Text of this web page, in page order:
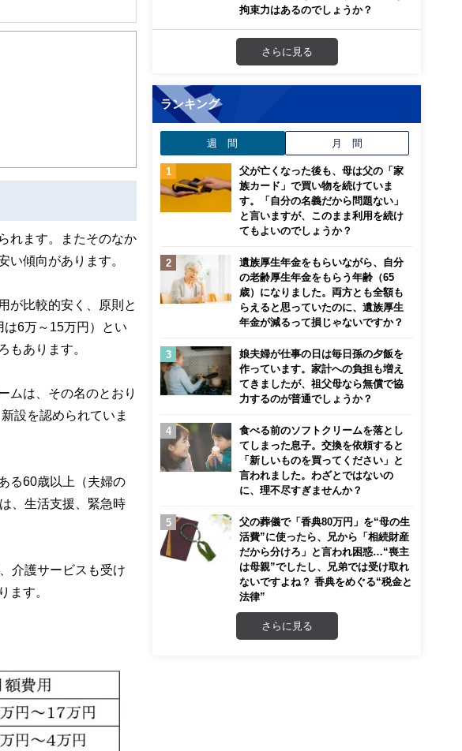
れます。またそのなか
い傾向があります。
が比較的安く、原則と
6万～15万円）とい
もあります。
ムは、その名のとおり
設を認められていま
る60歳以上（夫婦の
、生活支援、緊急時
介護サービスも受け
ます。
拘束力はあるのでしょうか？
さらに見る
ランキング
週 間 月 間
父が亡くなった後も、母は父の「家
族カード」で買い物を続けていま
す。「自分の名義だから問題ない」
と言いますが、このまま利用を続け
てもよいのでしょうか？
遺族厚生年金をもらいながら、自分
の老齢厚生年金をもらう年齢（65
歳）になりました。両方とも全額も
らえると思っていたのに、遺族厚生
年金が減るって損じゃないですか？
娘夫婦が仕事の日は毎日孫の夕飯を
作っています。家計への負担も増え
てきましたが、祖父母なら無償で協
力するのが普通でしょうか？
食べる前のソフトクリームを落とし
てしまった息子。交換を依頼すると
「新しいものを買ってください」と
言われました。わざとではないの
に、理不尽すぎませんか？
父の葬儀で「香典80万円」を“母の生
活費”に使ったら、兄から「相続財産
だから分けろ」と言われ困惑…“喪主
は母親”でしたし、兄弟では受け取れ
ないですよね？ 香典をめぐる“税金と
法律”
さらに見る